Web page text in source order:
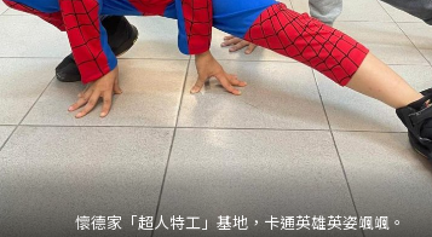
懷德家「超人特工」基地，卡通英雄英姿颯颯。